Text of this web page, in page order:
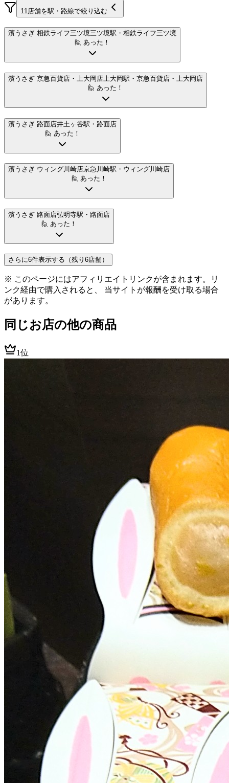
11 店舗を駅・路線で絞り込む
濱うさぎ 相鉄ライフ三ツ境三ツ境駅 ・相鉄ライフ三ツ境
🙋 あった！
濱うさぎ 京急百貨店・上大岡店上大岡駅 ・京急百貨店・上大岡店
🙋 あった！
濱うさぎ 路面店井土ヶ谷駅 ・路面店
🙋 あった！
濱うさぎ ウィング川崎店京急川崎駅 ・ウィング川崎店
🙋 あった！
濱うさぎ 路面店弘明寺駅 ・路面店
🙋 あった！
さらに6件表示する（残り6店舗）
※ このページにはアフィリエイトリンクが含まれます。リ
ンク経由で購入されると、 当サイトが報酬を受け取る場合
があります。
同じお店の他の商品
1位